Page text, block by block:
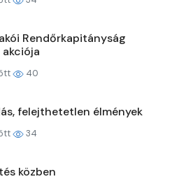
Rendőrkapitányság
akciója
40
felejthetetlen élmények
34
közben